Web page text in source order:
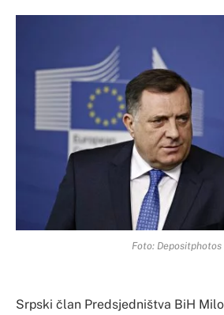
Foto: Depositphotos
Srpski član Predsjedništva BiH